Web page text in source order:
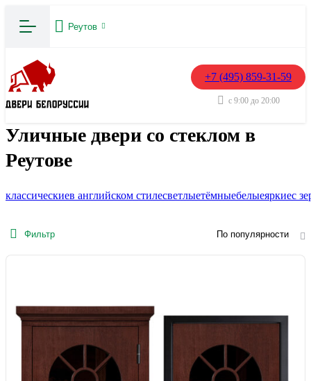
Реутов
+7 (495) 859-31-59
с 9:00 до 20:00
Уличные двери со стеклом в
Реутове
классическиев английском стилесветлыетёмныебелыеяркиес
Фильтр По популярности